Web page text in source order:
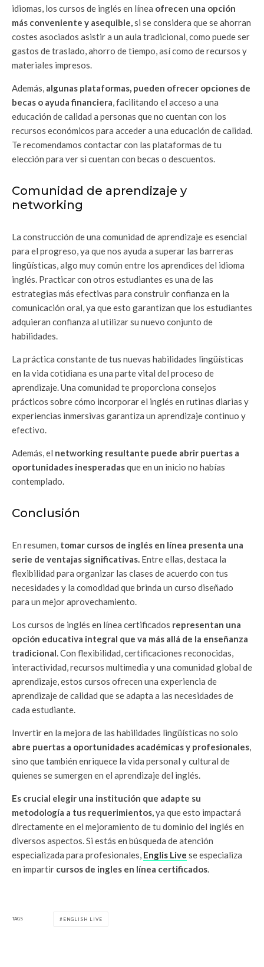
idiomas, los cursos de inglés en línea ofrecen una opción
más conveniente y asequible, si se considera que se ahorran
costes asociados asistir a un aula tradicional, como puede ser
gastos de traslado, ahorro de tiempo, así como de recursos y
materiales impresos.
Además, algunas plataformas, pueden ofrecer opciones de
becas o ayuda financiera , facilitando el acceso a una
educación de calidad a personas que no cuentan con los
recursos económicos para acceder a una educación de calidad.
Te recomendamos contactar con las plataformas de tu
elección para ver si cuentan con becas o descuentos.
Comunidad de aprendizaje y
networking
La construcción de una comunidad de aprendizaje es esencial
para el progreso, ya que nos ayuda a superar las barreras
lingüísticas, algo muy común entre los aprendices del idioma
inglés. Practicar con otros estudiantes es una de las
estrategias más efectivas para construir confianza en la
comunicación oral, ya que esto garantizan que los estudiantes
adquieran confianza al utilizar su nuevo conjunto de
habilidades.
La práctica constante de tus nuevas habilidades lingüísticas
en la vida cotidiana es una parte vital del proceso de
aprendizaje. Una comunidad te proporciona consejos
prácticos sobre cómo incorporar el inglés en rutinas diarias y
experiencias inmersivas garantiza un aprendizaje continuo y
efectivo.
Además, el networking resultante puede abrir puertas a
oportunidades inesperadasque en un inicio no habías
contemplado.
Conclusión
En resumen, tomar cursos de inglés en línea presenta una
serie de ventajas significativas. Entre ellas, destaca la
flexibilidad para organizar las clases de acuerdo con tus
necesidades y la comodidad que brinda un curso diseñado
para un mejor aprovechamiento.
Los cursos de inglés en línea certificados representan una
opción educativa integral que va más allá de la enseñanza
tradicional . Con flexibilidad, certificaciones reconocidas,
interactividad, recursos multimedia y una comunidad global de
aprendizaje, estos cursos ofrecen una experiencia de
aprendizaje de calidad que se adapta a las necesidades de
cada estudiante.
Invertir en la mejora de las habilidades lingüísticas no solo
abre puertas a oportunidades académicas y profesionales
sino que también enriquece la vida personal y cultural de
quienes se sumergen en el aprendizaje del inglés.
Es crucial elegir una institución que adapte su
metodología a tus requerimientos, ya que esto impactará
directamente en el mejoramiento de tu dominio del inglés en
diversos aspectos. Si estás en búsqueda de atención
especializada para profesionales, Englis Live se especializa
en impartir cursos de ingles en línea certificados
TAGS ENGLISH LIVE